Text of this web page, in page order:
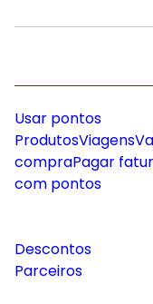
Usar pontos
ProdutosViagens
compraPagar
com pontos
Descontos
Parceiros